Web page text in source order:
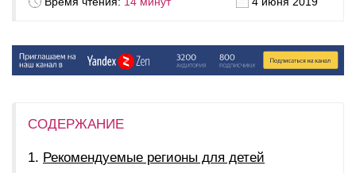
СОДЕРЖАНИЕ
Рекомендуемые регионы для детей